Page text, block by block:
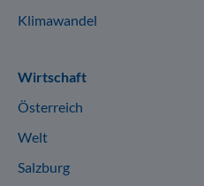
Klimawandel
Wirtschaft
Österreich
Welt
Salzburg